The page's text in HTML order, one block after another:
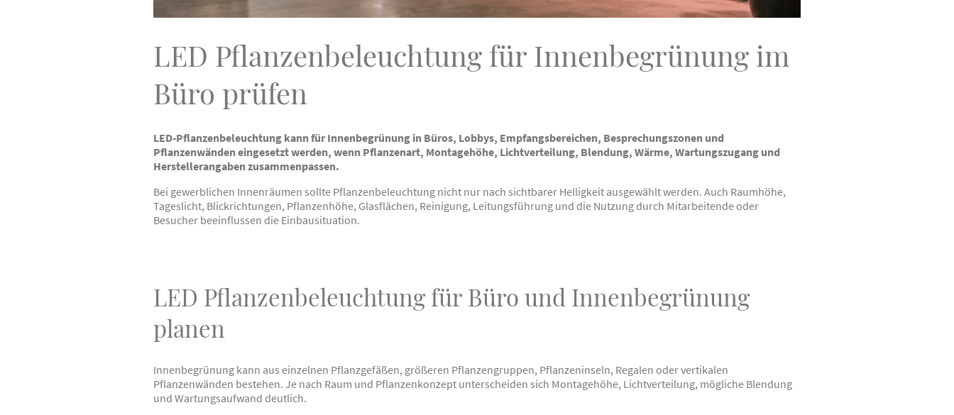
LED Pflanzenbeleuchtung für Innenbegrünung im
Büro prüfen
LED-Pflanzenbeleuchtung kann für Innenbegrünung in Büros, Lobbys, Empfangsbereichen, Besprechungszonen und
Pflanzenwänden eingesetzt werden, wenn Pflanzenart, Montagehöhe, Lichtverteilung, Blendung, Wärme, Wartungszugang und
Herstellerangaben zusammenpassen.
Bei gewerblichen Innenräumen sollte Pflanzenbeleuchtung nicht nur nach sichtbarer Helligkeit ausgewählt werden. Auch Raumhöhe,
Tageslicht, Blickrichtungen, Pflanzenhöhe, Glasflächen, Reinigung, Leitungsführung und die Nutzung durch Mitarbeitende oder
Besucher beeinflussen die Einbausituation.
LED Pflanzenbeleuchtung für Büro und Innenbegrünung
planen
Innenbegrünung kann aus einzelnen Pflanzgefäßen, größeren Pflanzengruppen, Pflanzeninseln, Regalen oder vertikalen
Pflanzenwänden bestehen. Je nach Raum und Pflanzenkonzept unterscheiden sich Montagehöhe, Lichtverteilung, mögliche Blendung
und Wartungsaufwand deutlich.